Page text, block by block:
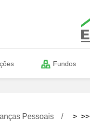
Fundos
Pessoais > >>